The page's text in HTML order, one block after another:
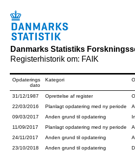
Danmarks Statistiks
Registerhistorik om: FAIK
Opdaterings
dato
Kategori
31/12/1987 Oprettelse af register
22/03/2016
Planlagt opdatering med ny periode
09/03/2017
Anden grund til opdatering
11/09/2017
Planlagt opdatering med ny periode
24/11/2017
Anden grund til opdatering
23/10/2018
Anden grund til opdatering